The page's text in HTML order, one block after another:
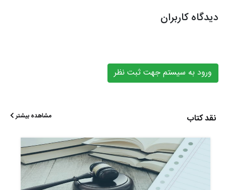
دیدگاه کاربران
ورود به سیستم جهت ثبت نظر
نقد کتاب مشاهده بیشتر